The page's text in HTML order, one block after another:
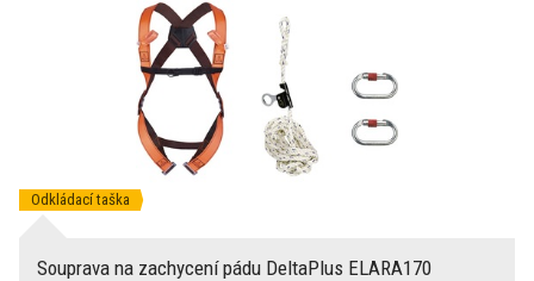
Odkládací taška
Souprava na zachycení pádu DeltaPlus ELARA170